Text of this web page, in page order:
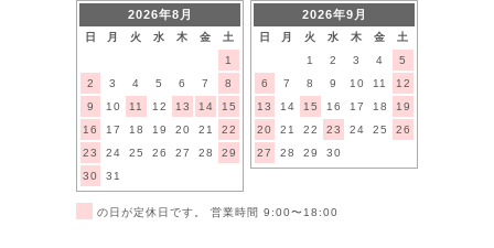
2026年8月
日 月 火 水 木 金
土
1
2
3 4 5 6 7
8
9
10 11 12 13 14
15
16
17 18 19 20 21
22
23
24 25 26 27 28
29
30
31
2026年9月
日 月 火 水 木 金
土
1
2 3 4
5
6
7 8 9 10 11
12
13
14 15 16 17 18
19
20
21 22 23 24 25
26
27
28 29 30
の日が定休日です。 営業時間 9:00〜18:00